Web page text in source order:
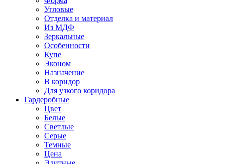
Угловые
Отделка и материал
Из МДФ
Зеркальные
Особенности
Купе
Эконом
Назначение
В коридор
Для узкого коридора
Гардеробные
Цвет
Белые
Светлые
Серые
Темные
Цена